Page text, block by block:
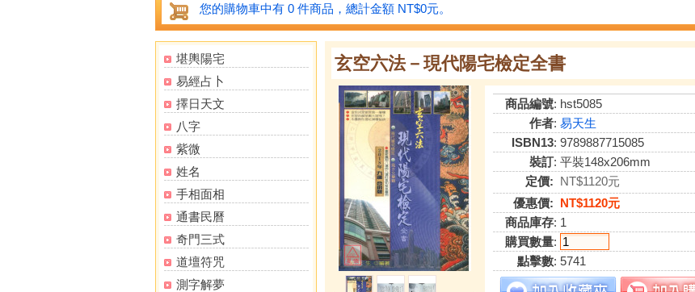
您的購物車中有 0 件商品，總計金額 NT$0元。
堪輿陽宅
易經占卜
擇日天文
八字
紫微
姓名
手相面相
通書民曆
奇門三式
道壇符咒
測字解夢
玄空六法－現代陽宅檢定全書
商品編號: hst5085
作者: 易天生
ISBN13: 9789887715085
裝訂: 平裝148x206mm
定價: NT$1120元
優惠價: NT$1120元
商品庫存: 1
購買數量:
點擊數: 5741